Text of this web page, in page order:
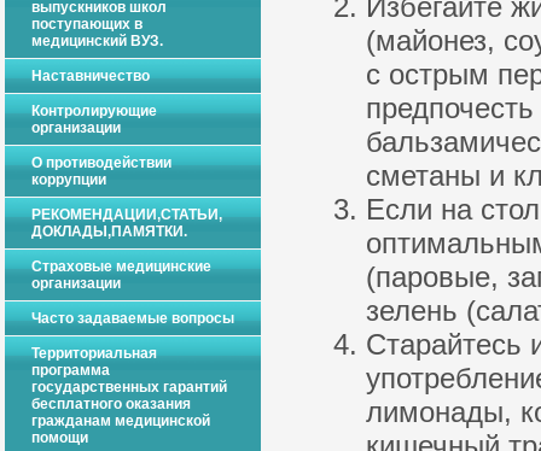
выпускников школ
поступающих в
медицинский ВУЗ.
Наставничество
Контролирующие
организации
О противодействии
коррупции
РЕКОМЕНДАЦИИ,СТАТЬИ,
ДОКЛАДЫ,ПАМЯТКИ.
Страховые медицинские
организации
Часто задаваемые вопросы
Территориальная
программа
государственных гарантий
бесплатного оказания
гражданам медицинской
помощи
Избегайте
(майонез,
с острым
сметаны и
Если на
(паровые,
зелень
Старайтесь
лимонады,